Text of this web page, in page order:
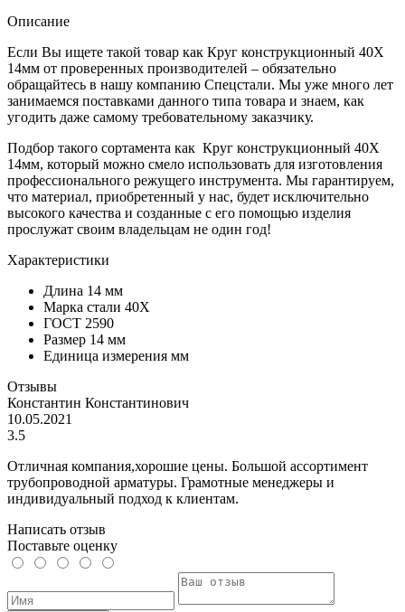
Описание
Если Вы ищете такой товар как Круг конструкционный 40Х
14мм от проверенных производителей – обязательно
обращайтесь в нашу компанию Спецстали. Мы уже много лет
занимаемся поставками данного типа товара и знаем, как
угодить даже самому требовательному заказчику.
Подбор такого сортамента как Круг конструкционный 40Х
14мм, который можно смело использовать для изготовления
профессионального режущего инструмента. Мы гарантируем,
что материал, приобретенный у нас, будет исключительно
высокого качества и созданные с его помощью изделия
прослужат своим владельцам не один год!
Характеристики
Длина 14 мм
Марка стали 40Х
ГОСТ 2590
Размер 14 мм
Единица измерения мм
Отзывы
Константин Константинович
10.05.2021
3.5
Отличная компания,хорошие цены. Большой ассортимент
трубопроводной арматуры. Грамотные менеджеры и
индивидуальный подход к клиентам.
Написать отзыв
Поставьте оценку